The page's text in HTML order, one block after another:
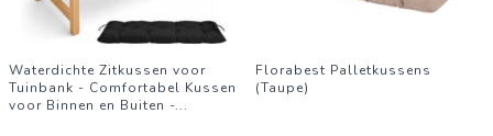
Waterdichte Zitkussen voor
Tuinbank - Comfortabel Kussen
voor Binnen en Buiten -...
Florabest Palletkussens
(Taupe)